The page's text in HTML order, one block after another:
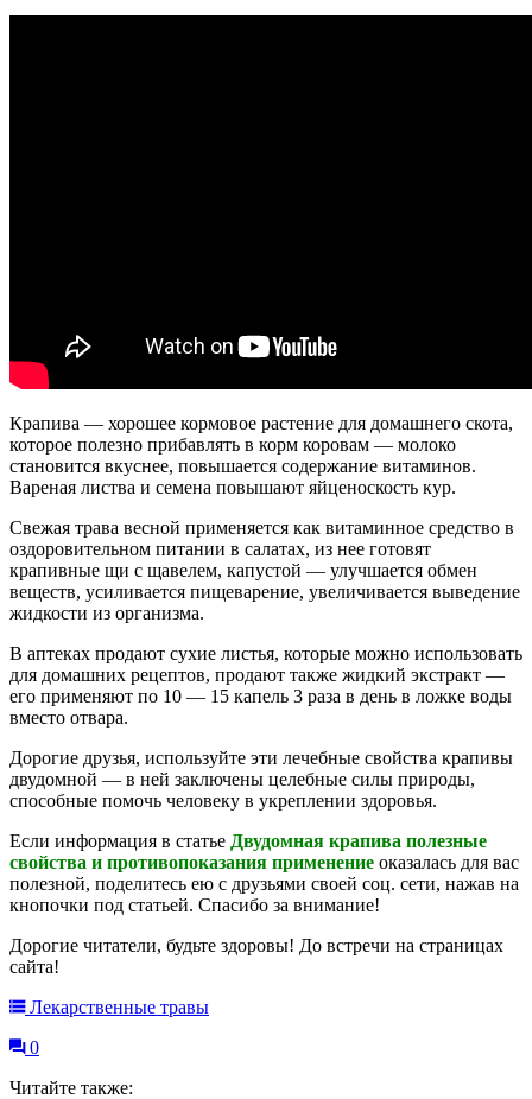
Крапива — хорошее кормовое растение для домашнего скота,
которое полезно прибавлять в корм коровам — молоко
становится вкуснее, повышается содержание витаминов.
Вареная листва и семена повышают яйценоскость кур.
Свежая трава весной применяется как витаминное средство в
оздоровительном питании в салатах, из нее готовят
крапивные щи с щавелем, капустой — улучшается обмен
веществ, усиливается пищеварение, увеличивается выведение
жидкости из организма.
В аптеках продают сухие листья, которые можно использовать
для домашних рецептов, продают также жидкий экстракт —
его применяют по 10 — 15 капель 3 раза в день в ложке воды
вместо отвара.
Дорогие друзья, используйте эти лечебные свойства крапивы
двудомной — в ней заключены целебные силы природы,
способные помочь человеку в укреплении здоровья.
Если информация в статье Двудомная крапива полезные
свойства и противопоказания применение оказалась для вас
полезной, поделитесь ею с друзьями своей соц. сети, нажав на
кнопочки под статьей. Спасибо за внимание!
Дорогие читатели, будьте здоровы! До встречи на страницах
сайта!
Лекарственные травы
0
Читайте также: